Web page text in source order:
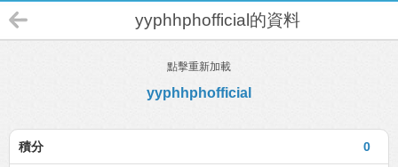
yyphhphofficial的資料
點擊重新加載
yyphhphofficial
0
積分